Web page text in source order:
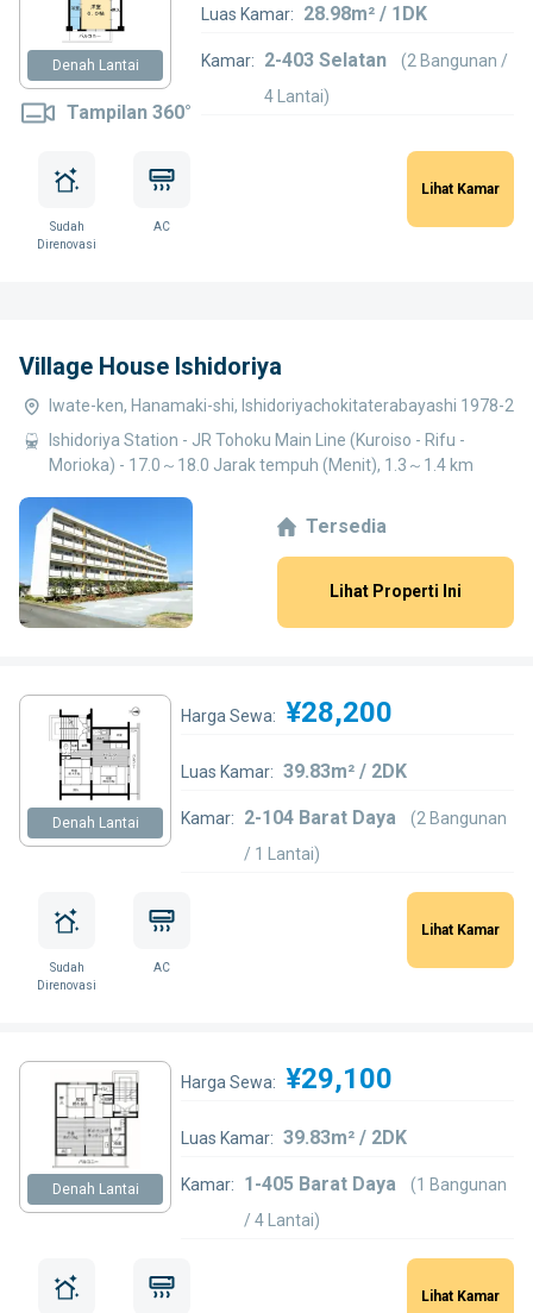
Denah Lantai
Tampilan 360°
Luas Kamar: 28.98m² / 1DK
Kamar: 2-403 Selatan
(2 Bangunan /
4 Lantai)
Sudah
Direnovasi
AC
Lihat Kamar
Village House Ishidoriya
Iwate-ken, Hanamaki-shi, Ishidoriyachokitaterabayashi 1978-2
Ishidoriya Station - JR Tohoku Main Line (Kuroiso - Rifu -
Morioka) - 17.0～18.0 Jarak tempuh (Menit), 1.3～1.4 km
Tersedia
Lihat Properti Ini
Denah Lantai
Harga Sewa: ¥28,200
Luas Kamar: 39.83m² / 2DK
Kamar: 2-104 Barat Daya
(2 Bangunan
/ 1 Lantai)
Sudah
Direnovasi
AC
Lihat Kamar
Denah Lantai
Harga Sewa: ¥29,100
Luas Kamar: 39.83m² / 2DK
Kamar: 1-405 Barat Daya
(1 Bangunan
/ 4 Lantai)
Lihat Kamar